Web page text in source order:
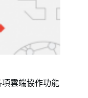
雲端協作功能